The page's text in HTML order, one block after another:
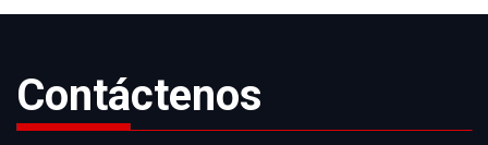
Contáctenos